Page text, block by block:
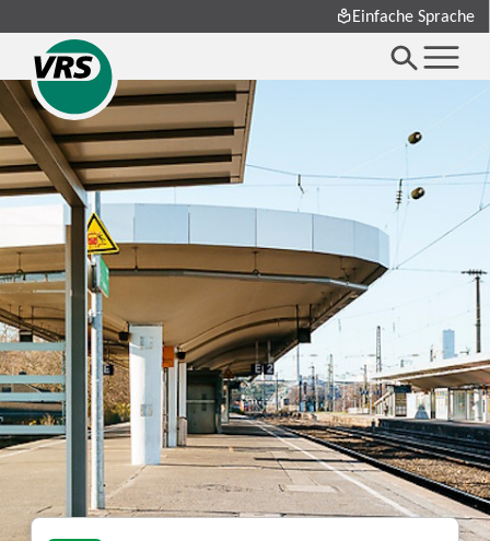
Einfache Sprache